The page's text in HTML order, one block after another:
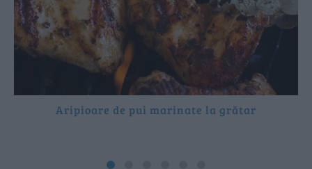
Aripioare de pui marinate la grătar